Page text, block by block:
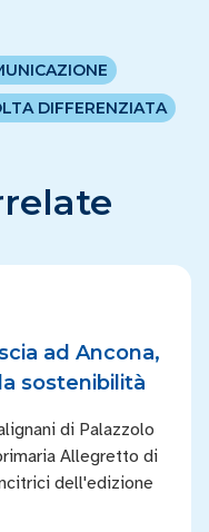
DIFFERENZIATA
ad Ancona,
sostenibilità
di Palazzolo
Allegretto di
dell'edizione